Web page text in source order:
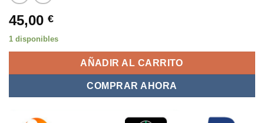
45,00 €
1 disponibles
AÑADIR AL CARRITO
COMPRAR AHORA